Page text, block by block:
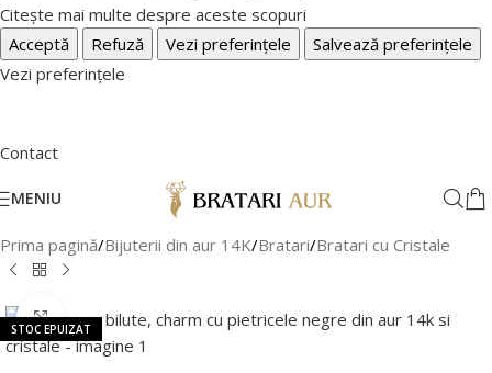
Citește mai multe despre aceste scopuri
Acceptă
Refuză Vezi preferințele
Salvează preferințele
Vezi preferințele
Contact
MENIU
Prima pagină/Bijuterii din aur 14K/Bratari/Bratari cu Cristale
STOC EPUIZAT
Faceți clic pentru a mări